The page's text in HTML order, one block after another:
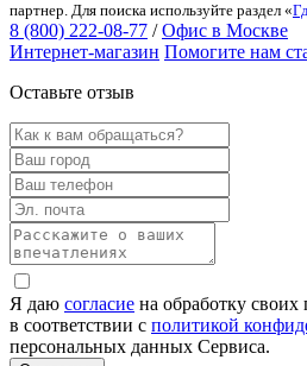
партнер. Для поиска используйте раздел «
8 (800) 222-08-77 / Офис в Москве
Интернет-магазин Помогите нам
Оставьте отзыв
Я даю согласие на обработку
в соответствии с политикой
персональных данных Сервиса.